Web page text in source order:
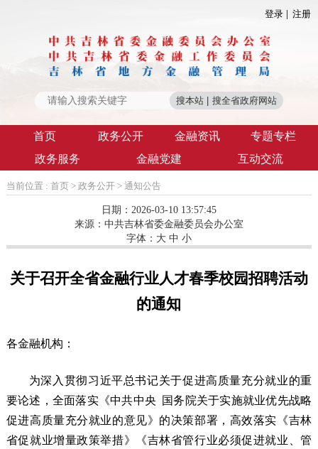
登录 注册
首页 政务公开 金融资讯
专题专栏
政务服务
金融党建 互动交流
当前位置 : 首页 > 政务公开> 通知公告
日期：2026-03-10 13:57:45
来源： ​中共吉林省委金融委员会办公室
字体： 大 中 小
关于召开全省金融行业人才春季校园招聘活动
的通知
各金融机构：
为深入贯彻习近平总书记关于促进高质量充分就业的重
要论述，全面落实《中共中央 国务院关于实施就业优先战略
促进高质量充分就业的意见》的决策部署，高效落实《吉林
省促就业增量政策举措》《吉林省管行业必须促进就业、管